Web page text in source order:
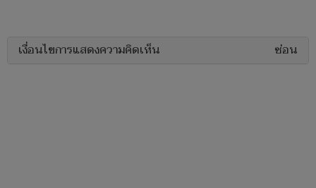
เงื่อนไขการแสดงความคิดเห็น ซ่อน